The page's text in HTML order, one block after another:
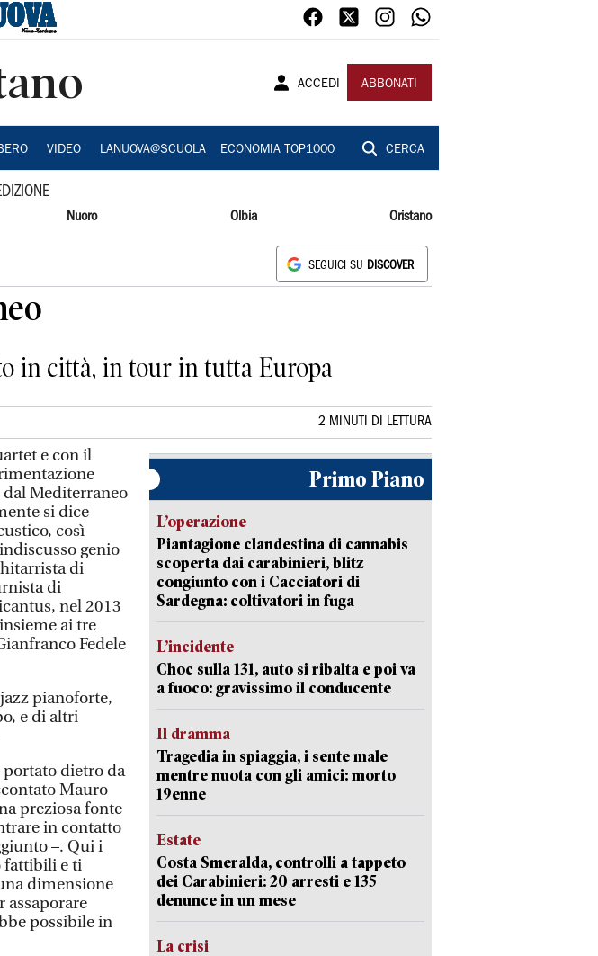
ACCEDI ABBONATI
VIDEO LANUOVA@SCUOLA ECONOMIA TOP1000 CERCA
Nuoro Olbia Oristano
SEGUICI SU DISCOVER
in città, in tour in tutta Europa
2 MINUTI DI LETTURA
e con il
Mediterraneo
si dice
così
genio
di
di
nel 2013
ai tre
Fedele
pianoforte,
e di altri
dietro da
Mauro
preziosa fonte
in contatto
–. Qui i
fattibili e ti
dimensione
assaporare
possibile in
Primo Piano
L’operazione
Piantagione clandestina di cannabis
scoperta dai carabinieri, blitz
congiunto con i Cacciatori di
Sardegna: coltivatori in fuga
L’incidente
Choc sulla 131, auto si ribalta e poi va
a fuoco: gravissimo il conducente
Il dramma
Tragedia in spiaggia, i sente male
mentre nuota con gli amici: morto
19enne
Estate
Costa Smeralda, controlli a tappeto
dei Carabinieri: 20 arresti e 135
denunce in un mese
La crisi